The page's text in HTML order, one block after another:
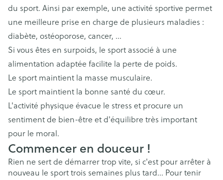
du sport. Ainsi par exemple, une activité sportive permet
une meilleure prise en charge de plusieurs maladies :
diabète, ostéoporose, cancer, …
Si vous êtes en surpoids, le sport associé à une
alimentation adaptée facilite la perte de poids.
Le sport maintient la masse musculaire.
Le sport maintient la bonne santé du cœur.
L'activité physique évacue le stress et procure un
sentiment de bien-être et d'équilibre très important
pour le moral.
Commencer en douceur !
Rien ne sert de démarrer trop vite, si c'est pour arrêter à
nouveau le sport trois semaines plus tard... Pour tenir